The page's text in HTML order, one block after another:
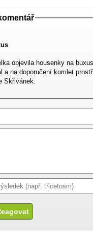
objevila housenky na
a na doporučení komlet
Skřivánek.